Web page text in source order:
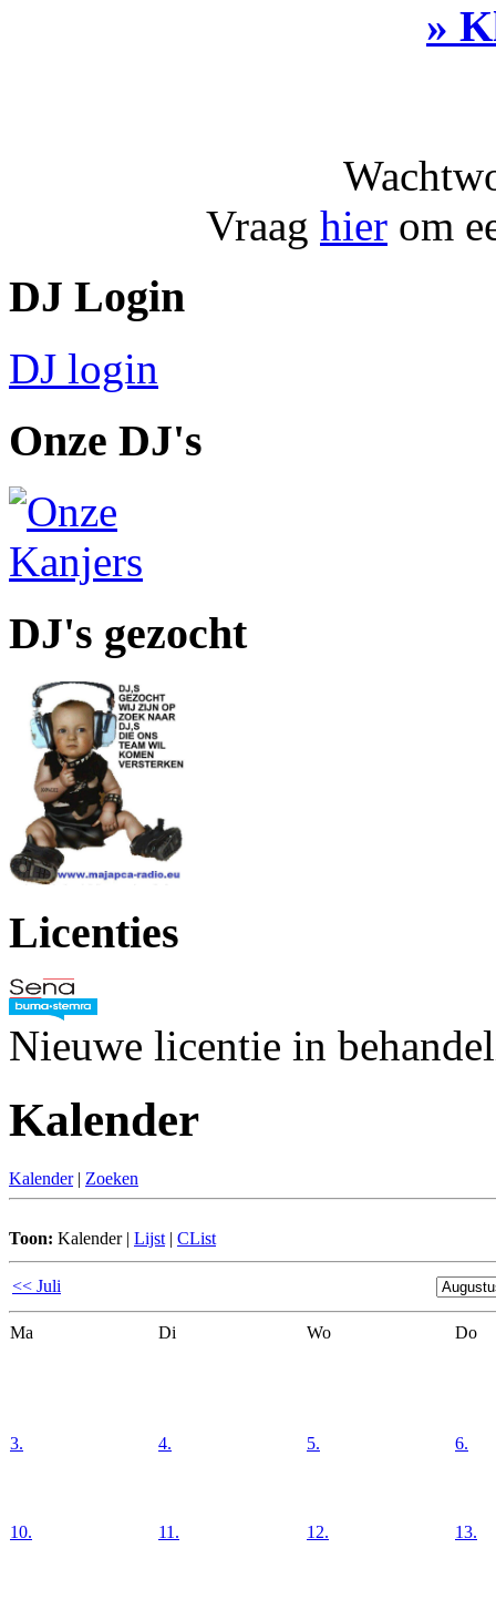
»
Vraag hier om
DJ Login
DJ login
Onze DJ's
DJ's gezocht
Licenties
Nieuwe licentie in
Kalender
Kalender | Zoeken
Toon: Kalender| Lijst | CList
<< Juli
Ma Di Wo Do
3. 4. 5. 6.
10. 11. 12. 13.